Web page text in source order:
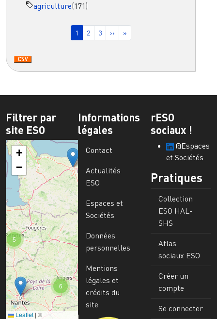
agriculture(171)
Page courante
1 Page
2 Page
3 Page suivante
›› Dernière page
»
Filtrer par
site ESO
6
5
+
−
Leaflet | ©
Informations
légales
Contact
Actualités
ESO
Espaces et
Sociétés
Données
personnelles
Mentions
légales et
crédits du
site
rESO
sociaux !
@Espaces
et Sociétés
Pratiques
Collection
ESO HAL-
SHS
Atlas
sociaux ESO
Créer un
compte
Se connecter